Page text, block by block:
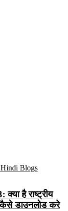
है राष्ट्रीय
कैसे डाउनलोड करे